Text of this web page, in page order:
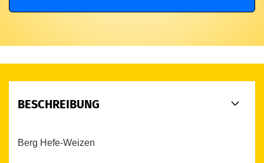
BESCHREIBUNG
Berg Hefe-Weizen